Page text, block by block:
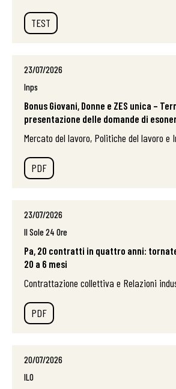
TEST
23/07/2026
Inps
Bonus Giovani, Donne e ZES unica –
presentazione delle domande di
Mercato del lavoro, Politiche del lavoro e
PDF
23/07/2026
Il Sole 24 Ore
Pa, 20 contratti in quattro anni:
20 a 6 mesi
Contrattazione collettiva e Relazioni
PDF
20/07/2026
ILO